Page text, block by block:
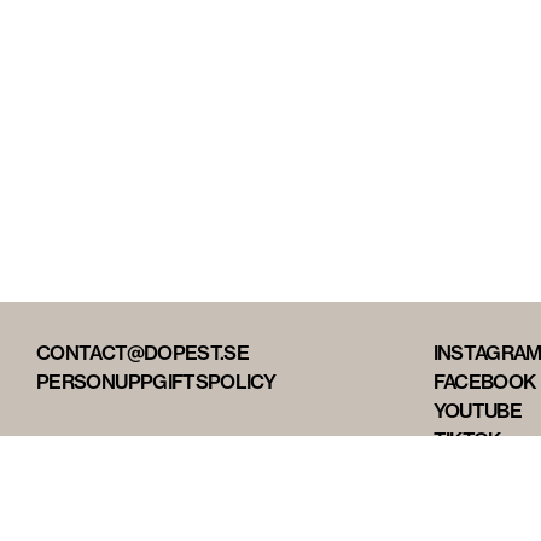
CONTACT@DOPEST.SE
PERSONUPPGIFTSPOLICY
INSTAGRAM
FACEBOOK
YOUTUBE
TIKTOK